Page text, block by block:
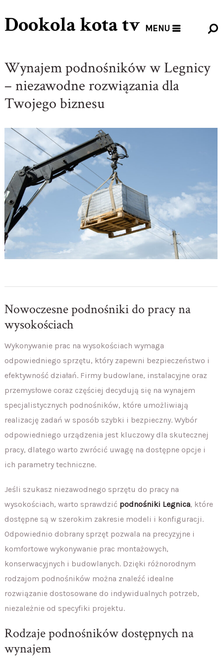
Dookola kota tv MENU
Wynajem podnośników w Legnicy
– niezawodne rozwiązania dla
Twojego biznesu
Nowoczesne podnośniki do pracy na
wysokościach
Wykonywanie prac na wysokościach wymaga
odpowiedniego sprzętu, który zapewni bezpieczeństwo i
efektywność działań. Firmy budowlane, instalacyjne oraz
przemysłowe coraz częściej decydują się na wynajem
specjalistycznych podnośników, które umożliwiają
realizację zadań w sposób szybki i bezpieczny. Wybór
odpowiedniego urządzenia jest kluczowy dla skutecznej
pracy, dlatego warto zwrócić uwagę na dostępne opcje i
ich parametry techniczne.
Jeśli szukasz niezawodnego sprzętu do pracy na
wysokościach, warto sprawdzić podnośniki Legnica, które
dostępne są w szerokim zakresie modeli i konfiguracji.
Odpowiednio dobrany sprzęt pozwala na precyzyjne i
komfortowe wykonywanie prac montażowych,
konserwacyjnych i budowlanych. Dzięki różnorodnym
rodzajom podnośników można znaleźć idealne
rozwiązanie dostosowane do indywidualnych potrzeb,
niezależnie od specyfiki projektu.
Rodzaje podnośników dostępnych na
wynajem